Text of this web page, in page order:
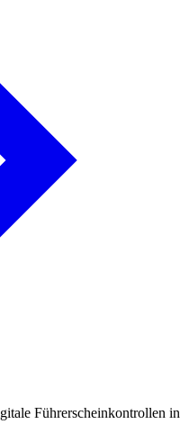
Führerscheinkontrollen in